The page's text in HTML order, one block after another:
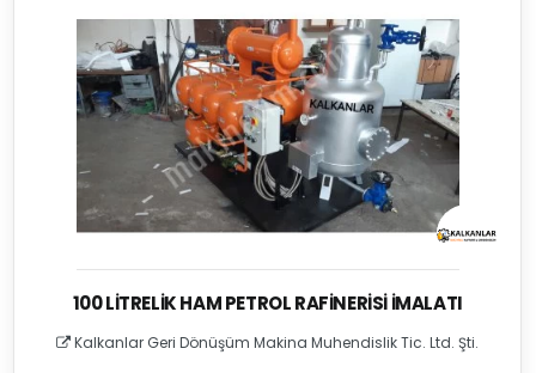
100 LITRELIK HAM PETROL RAFINERISI İMALATI
Kalkanlar Geri Dönüşüm Makina Muhendislik Tic. Ltd. Şti.